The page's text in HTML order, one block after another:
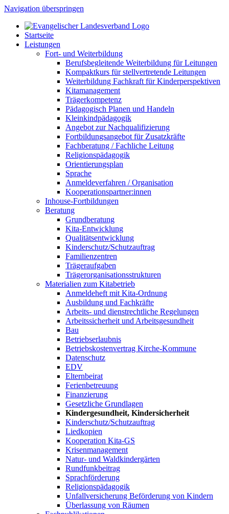
Navigation überspringen
Startseite
Leistungen
Fort- und Weiterbildung
Berufsbegleitende Weiterbildung für Leitungen
Kompaktkurs für stellvertretende Leitungen
Weiterbildung Fachkraft für Kinderperspektiven
Kitamanagement
Trägerkompetenz
Pädagogisch Planen und Handeln
Kleinkindpädagogik
Angebot zur Nachqualifizierung
Fortbildungsangebot für Zusatzkräfte
Fachberatung / Fachliche Leitung
Religionspädagogik
Orientierungsplan
Sprache
Anmeldeverfahren / Organisation
Kooperationspartner:innen
Inhouse-Fortbildungen
Beratung
Grundberatung
Kita-Entwicklung
Qualitätsentwicklung
Kinderschutz/Schutzauftrag
Familienzentren
Trägeraufgaben
Trägerorganisationsstrukturen
Materialien zum Kitabetrieb
Anmeldeheft mit Kita-Ordnung
Ausbildung und Fachkräfte
Arbeits- und dienstrechtliche Regelungen
Arbeitssicherheit und Arbeitsgesundheit
Bau
Betriebserlaubnis
Betriebskostenvertrag Kirche-Kommune
Datenschutz
EDV
Elternbeirat
Ferienbetreuung
Finanzierung
Gesetzliche Grundlagen
Kindergesundheit, Kindersicherheit
Kinderschutz/Schutzauftrag
Liedkopien
Kooperation Kita-GS
Krisenmanagement
Natur- und Waldkindergärten
Rundfunkbeitrag
Sprachförderung
Religionspädagogik
Unfallversicherung Beförderung von Kindern
Überlassung von Räumen